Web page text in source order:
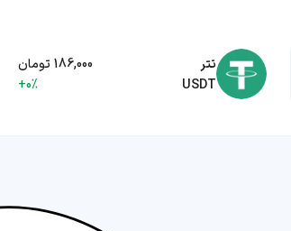
تتر
USDT
186,000 تومان
+0%